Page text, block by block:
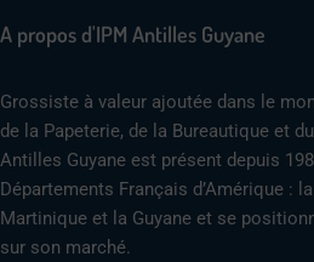
A propos d'IPM Antilles Guyane
Grossiste à valeur ajoutée dans le
de la Papeterie, de la Bureautique et
Antilles Guyane est présent depuis
Départements Français d’Amérique :
Martinique et la Guyane et se
sur son marché.